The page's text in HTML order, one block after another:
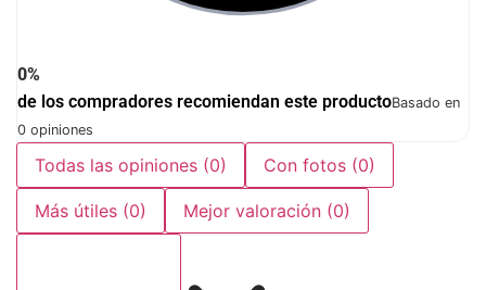
0%
de los compradores recomiendan este productoBasado en
0 opiniones
Todas las opiniones (0) Con fotos (0)
Más útiles (0) Mejor valoración (0)